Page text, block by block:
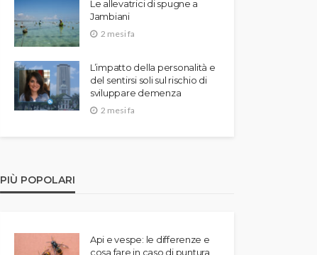
Le allevatrici di spugne a
Jambiani
2 mesi fa
L’impatto della personalità e
del sentirsi soli sul rischio di
sviluppare demenza
2 mesi fa
PIÙ POPOLARI
Api e vespe: le differenze e
cosa fare in caso di puntura